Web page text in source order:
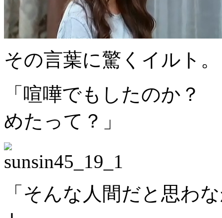
その言葉に驚くイルト。
「喧嘩でもしたのか
めたって？」
「そんな人間だと思わ